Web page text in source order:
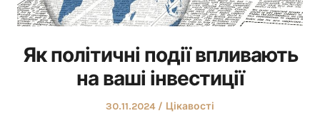
Як політичні події впливають
на ваші інвестиції
Оприлюднено
30.11.2024
Опублікувати
Цікавості